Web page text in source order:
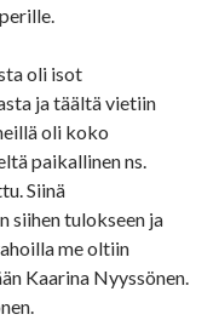
oli isot
ja täältä vietiin
oli koko
paikallinen ns.
Siinä
siihen tulokseen ja
me oltiin
Kaarina Nyyssönen.